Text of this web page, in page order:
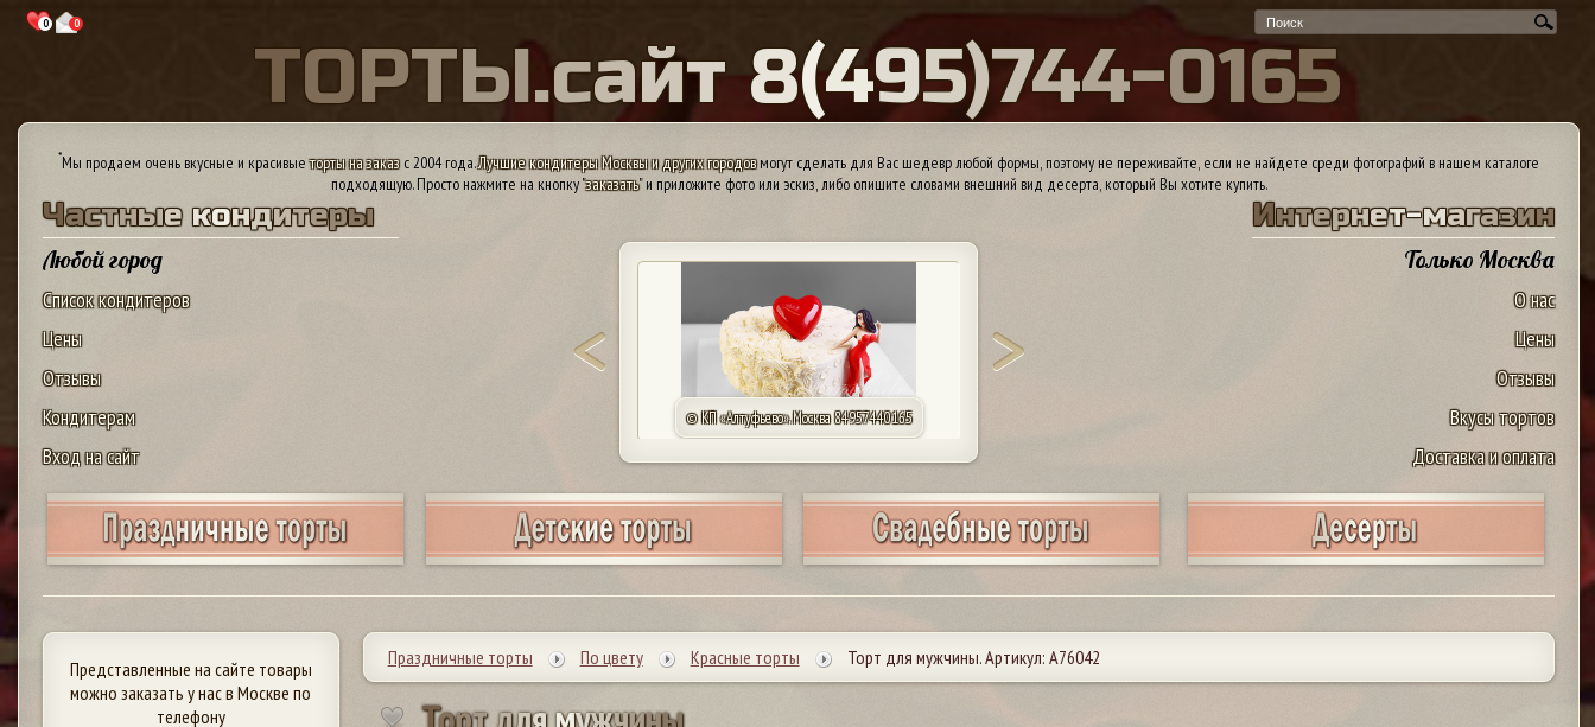
0 0
ТОРТЫ.сайт 8(495)744-0165
*Мы продаем очень вкусные и красивыеторты на заказс 2004 года.Лучшие кондитеры Москвы и других городовмогут сделать для Вас шедевр любой формы, поэтому не переживайте, если не найдете среди фотографий в нашем каталоге
подходящую. Просто нажмите на кнопку "заказать" и приложите фото или эскиз, либо опишите словами внешний вид десерта, который Вы хотите купить.
Частные кондитеры
Любой город
Список кондитеров
Цены
Отзывы
Кондитерам
Вход на сайт
Интернет-магазин
Только Москва
О нас
Цены
Отзывы
Вкусы тортов
Доставка и оплата
© КП «Алтуфьево». Москва 84957440165
Представленные на сайте товары
можно заказать у нас в Москве по
телефону
Праздничные торты По цвету Красные торты Торт для мужчины. Артикул: А76042